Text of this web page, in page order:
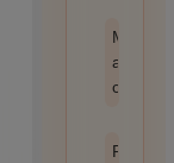
anti-
cafards